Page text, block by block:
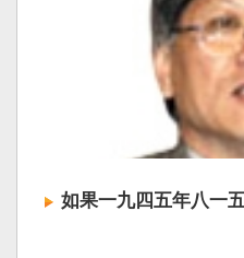
如果一九四五年八一